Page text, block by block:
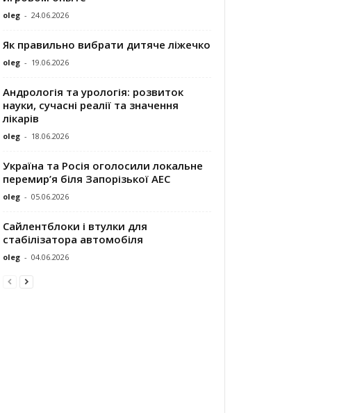
oleg - 24.06.2026
Як правильно вибрати дитяче ліжечко
oleg - 19.06.2026
Андрологія та урологія: розвиток
науки, сучасні реалії та значення
лікарів
oleg - 18.06.2026
Україна та Росія оголосили локальне
перемир’я біля Запорізької АЕС
oleg - 05.06.2026
Сайлентблоки і втулки для
стабілізатора автомобіля
oleg - 04.06.2026